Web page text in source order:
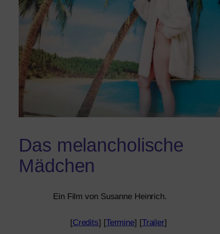
Das melancholische
Mädchen
Ein Film von Susanne Heinrich.
[Credits] [Termine] [Trailer]